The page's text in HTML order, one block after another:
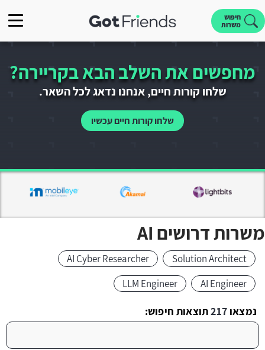
חיפוש
משרות
מחפשים את השלב הבא בקריירה?
שלחו קורות חיים, אנחנו נדאג לכל השאר.
שלחו קורות חיים עכשיו
משרות דרושים AI
Solution Architect
AI Cyber Researcher
AI Engineer
LLM Engineer
נמצאו217תוצאות חיפוש: